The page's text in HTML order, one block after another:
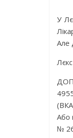
У
Але
Або
№